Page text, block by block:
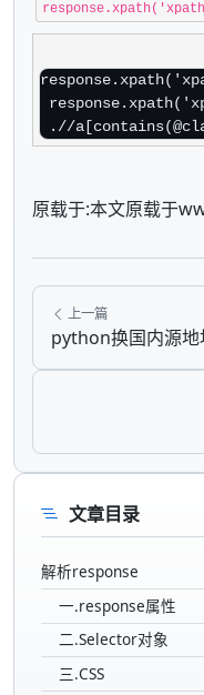
.//
原载于:本文原载于
上一篇
python换国内源地
文章目录
解析response
一.response属性
二.Selector对象
三.CSS